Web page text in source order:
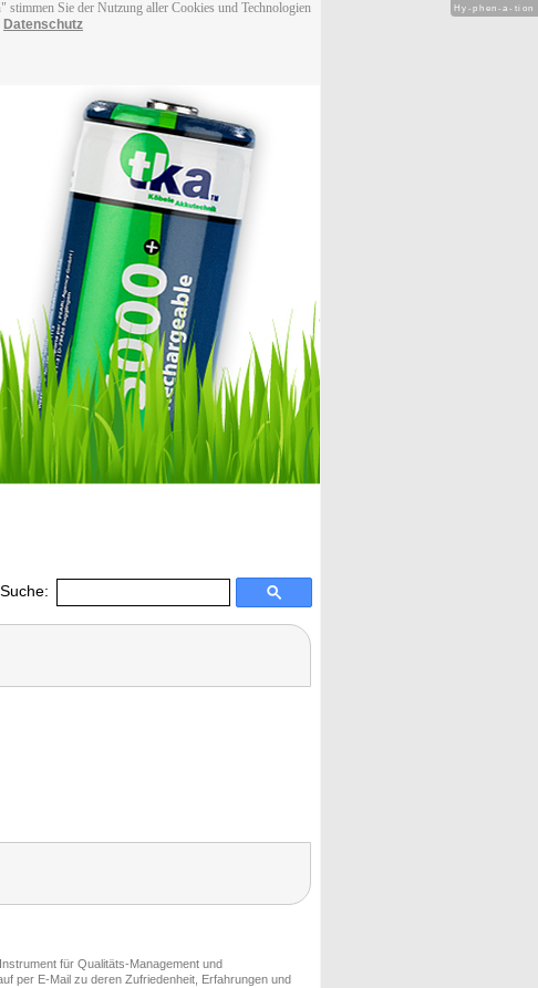
Sie der Nutzung aller Cookies und Technologien
Datenschutz
für Qualitäts-Management und
per E-Mail zu deren Zufriedenheit, Erfahrungen und
Hy-phen-a-tion